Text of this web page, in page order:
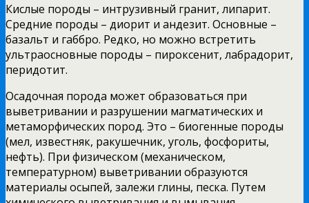
Кислые породы – интрузивный гранит, липарит.
Средние породы – диорит и андезит. Основные –
базальт и габбро. Редко, но можно встретить
ультраосновные породы – пироксенит, лабрадорит,
перидотит.
Осадочная порода может образоваться при
выветривании и разрушении магматических и
метаморфических пород. Это – биогенные породы
(мел, известняк, ракушечник, уголь, фосфориты,
нефть). При физическом (механическом,
температурном) выветривании образуются
материалы осыпей, залежи глины, песка. Путем